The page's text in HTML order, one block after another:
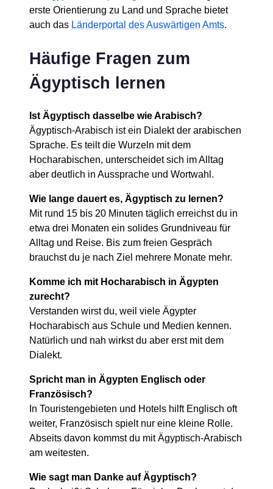
erste Orientierung zu Land und Sprache bietet
auch das Länderportal des Auswärtigen Amts.
Häufige Fragen zum
Ägyptisch lernen
Ist Ägyptisch dasselbe wie Arabisch?
Ägyptisch-Arabisch ist ein Dialekt der arabischen
Sprache. Es teilt die Wurzeln mit dem
Hocharabischen, unterscheidet sich im Alltag
aber deutlich in Aussprache und Wortwahl.
Wie lange dauert es, Ägyptisch zu lernen?
Mit rund 15 bis 20 Minuten täglich erreichst du in
etwa drei Monaten ein solides Grundniveau für
Alltag und Reise. Bis zum freien Gespräch
brauchst du je nach Ziel mehrere Monate mehr.
Komme ich mit Hocharabisch in Ägypten
zurecht?
Verstanden wirst du, weil viele Ägypter
Hocharabisch aus Schule und Medien kennen.
Natürlich und nah wirkst du aber erst mit dem
Dialekt.
Spricht man in Ägypten Englisch oder
Französisch?
In Touristengebieten und Hotels hilft Englisch oft
weiter, Französisch spielt nur eine kleine Rolle.
Abseits davon kommst du mit Ägyptisch-Arabisch
am weitesten.
Wie sagt man Danke auf Ägyptisch?